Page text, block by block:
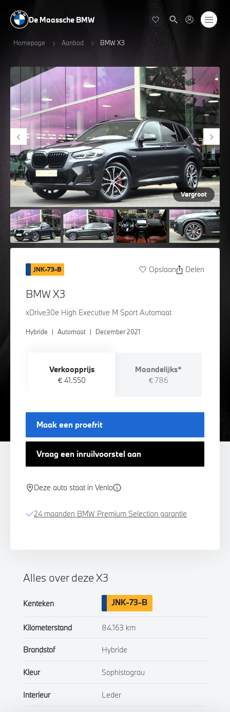
De Maassche BMW
Homepage Aanbod BMW X3
Vergroot
JNK-73-B Opslaan Delen
BMW X3
xDrive30e High Executive M Sport Automaat
Hybride | Automaat | December 2021
Verkoopprijs
€ 41.550
Maandelijks*
€ 786
Maak een proefrit
Vraag een inruilvoorstel aan
Deze auto staat in Venlo
24 maanden BMW Premium Selection garantie
Alles over deze X3
Kenteken JNK-73-B
Kilometerstand 84.163 km
Brandstof Hybride
Kleur Sophistograu
Interieur Leder